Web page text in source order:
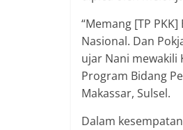
“Memang [TP
Nasional. Dan
ujar Nani mewakili
Program Bidang
Makassar, Sulsel.
Dalam